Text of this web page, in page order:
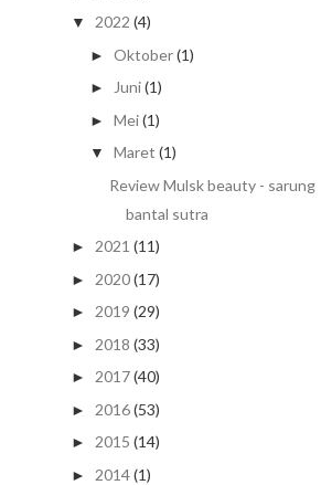
▼ 2022 (4)
► Oktober(1)
► Juni(1)
► Mei(1)
▼ Maret (1)
Review Mulsk beauty - sarung
bantal sutra
► 2021 (11)
► 2020(17)
► 2019 (29)
► 2018 (33)
► 2017(40)
► 2016(53)
► 2015 (14)
► 2014(1)